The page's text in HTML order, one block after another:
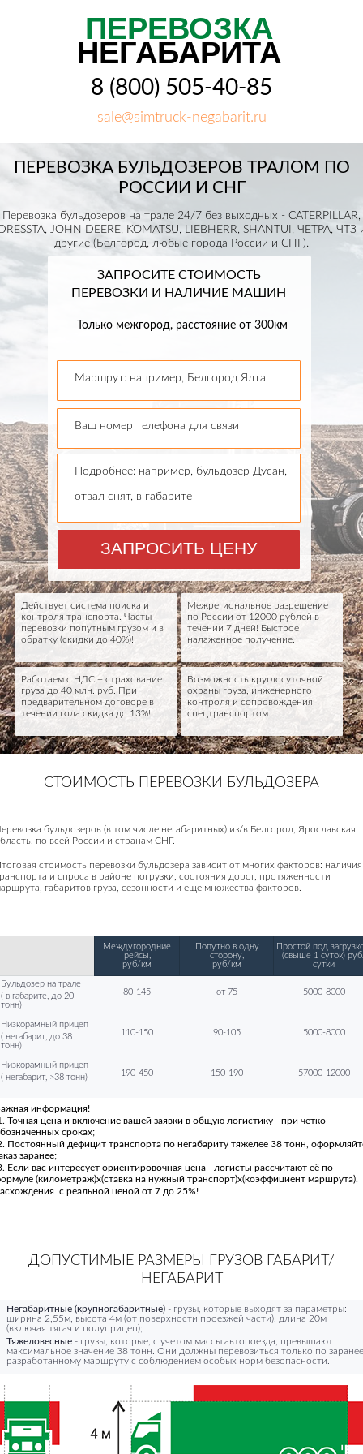
ПЕРЕВОЗКА
НЕГАБАРИТА
8 (800) 505-40-85
sale@simtruck-negabarit.ru
ПЕРЕВОЗКА БУЛЬДОЗЕРОВ ТРАЛОМ ПО
РОССИИ И СНГ
Перевозка бульдозеров на трале 24/7 без выходных - CATERPILLAR,
JOHN DEERE, KOMATSU, LIEBHERR, SHANTUI, ЧЕТРА, ЧТЗ
другие (Белгород, любые города России и СНГ).
ЗАПРОСИТЕ СТОИМОСТЬ
ПЕРЕВОЗКИ И НАЛИЧИЕ МАШИН
Только межгород, расстояние от 300км
ЗАПРОСИТЬ ЦЕНУ
Маршрут: например, Белгород Ялта
Ваш номер телефона для связи
Подробнее: например, бульдозер Дусан,
отвал снят, в габарите
Межрегиональное разрешение
по России от 12000 рублей в
течении 7 дней! Быстрое
налаженное получение.
Действует система поиска и
контроля транспорта. Часты
перевозки попутным грузом и в
обратку (скидки до 40%)!
Работаем с НДС + страхование
груза до 40 млн. руб. При
предварительном договоре в
течении года скидка до 13%!
Возможность круглосуточной
охраны груза, инженерного
контроля и сопровождения
спецтранспортом.
СТОИМОСТЬ ПЕРЕВОЗКИ БУЛЬДОЗЕРА
бульдозеров (в том числе негабаритных) из/в Белгород, Ярославская
по всей России и странам СНГ.
стоимость перевозки бульдозера зависит от многих факторов: наличия
и спроса в районе погрузки, состояния дорог, протяженности
габаритов груза, сезонности и еще множества факторов.
Междугородние
рейсы,
руб/км
Попутно в одну
сторону,
руб/км
Простой под
(свыше 1 суток)
сутки
Бульдозер на трале
( в габарите, до 20
тонн)
80-145 от 75 5000-8000
Низкорамный прицеп
( негабарит, до 38
тонн)
110-150 90-105 5000-8000
Низкорамный прицеп
( негабарит, >38 тонн)
190-450 150-190 57000-12000
информация!
Точная цена и включение вашей заявки в общую логистику - при четко
сроках;
Постоянный дефицит транспорта по негабариту тяжелее 38 тонн,
заранее;
Если вас интересует ориентировочная цена - логисты рассчитают её по
(километраж)х(ставка на нужный транспорт)х(коэффициент маршрута).
с реальной ценой от 7 до 25%!
ДОПУСТИМЫЕ РАЗМЕРЫ ГРУЗОВ ГАБАРИТ/
НЕГАБАРИТ
Негабаритные (крупногабаритные) - грузы, которые выходят за параметры:
ширина 2,55м, высота 4м (от поверхности проезжей части), длина 20м
(включая тягач и полуприцеп);
Тяжеловесные - грузы, которые, с учетом массы автопоезда, превышают
максимальное значение 38 тонн. Они должны перевозиться только по заранее
разработанному маршруту с соблюдением особых норм безопасности.